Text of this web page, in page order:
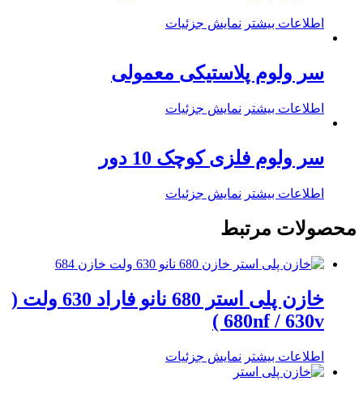
اطلاعات بیشتر نمایش جزئیات
سر ولوم پلاستیکی معمولی
اطلاعات بیشتر نمایش جزئیات
سر ولوم فلزی کوچک 10 دور
اطلاعات بیشتر نمایش جزئیات
محصولات مرتبط
خازن پلی استر 680 نانو فاراد 630 ولت (
680nf / 630v )
اطلاعات بیشتر نمایش جزئیات